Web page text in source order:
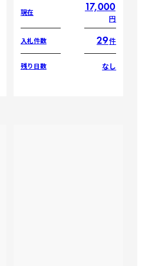
現在 17,000
円
入札件数 29件
残り日数 なし